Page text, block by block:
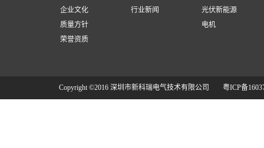
企业文化
质量方针
荣誉资质
行业新闻
光伏新能源
电机
Copyright ©2016 深圳市新科瑞电气技术有限公司 粤ICP备